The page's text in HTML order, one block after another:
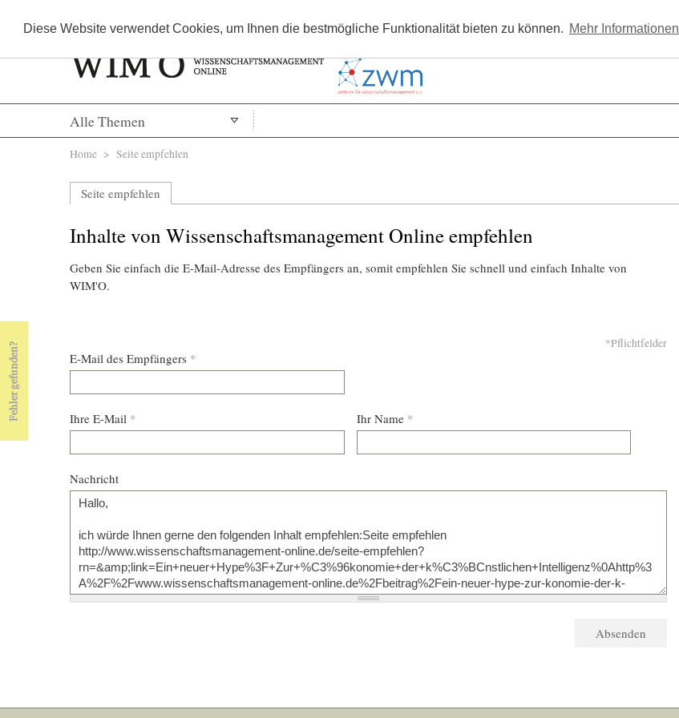
Diese Website verwendet Cookies, um Ihnen die bestmögliche Funktionalität bieten zu können. Mehr Informationen
Kostenlos registrieren
Alle Themen
Sie sind hier
Home > Seite empfehlen
Seite empfehlen
Inhalte von Wissenschaftsmanagement Online empfehlen
Geben Sie einfach die E-Mail-Adresse des Empfängers an, somit empfehlen Sie schnell und einfach Inhalte von
WIM'O.
*Pflichtfelder
E-Mail des Empfängers *
Ihre E-Mail * Ihr Name *
Nachricht